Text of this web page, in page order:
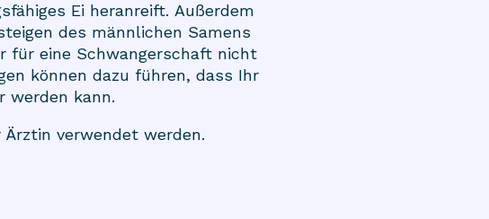
Ei heranreift. Außerdem
des männlichen Samens
für eine Schwangerschaft nicht
können dazu führen, dass Ihr
werden kann.
verwendet werden.